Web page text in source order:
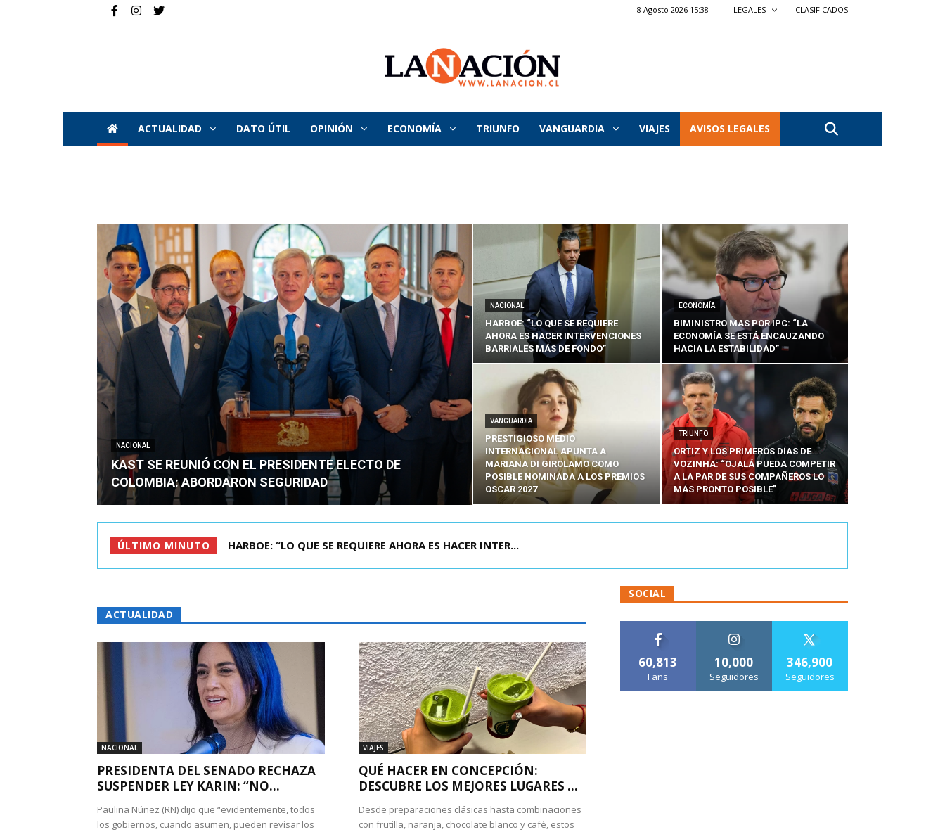
8 Agosto 2026 15:38 LEGALES CLASIFICADOS
La
Nación
ACTUALIDAD DATO ÚTIL OPINIÓN ECONOMÍA TRIUNFO VANGUARDIA VIAJES AVISOS LEGALES
NACIONAL
KAST SE REUNIÓ CON EL PRESIDENTE ELECTO DE
COLOMBIA: ABORDARON SEGURIDAD
NACIONAL
HARBOE: “LO QUE SE REQUIERE
AHORA ES HACER INTERVENCIONES
BARRIALES MÁS DE FONDO”
ECONOMÍA
BIMINISTRO MAS POR IPC: “LA
ECONOMÍA SE ESTÁ ENCAUZANDO
HACIA LA ESTABILIDAD”
VANGUARDIA
PRESTIGIOSO MEDIO
INTERNACIONAL APUNTA A
MARIANA DI GIROLAMO COMO
POSIBLE NOMINADA A LOS PREMIOS
OSCAR 2027
TRIUNFO
ORTIZ Y LOS PRIMEROS DÍAS DE
VOZINHA: “OJALÁ PUEDA COMPETIR
A LA PAR DE SUS COMPAÑEROS LO
MÁS PRONTO POSIBLE”
ÚLTIMO MINUTO BIMINISTRO MAS POR IPC: “LA ECONOMÍA SE ESTÁ ENC...
ACTUALIDAD
NACIONAL
PRESIDENTA DEL SENADO RECHAZA
SUSPENDER LEY KARIN: “NO...
Paulina Núñez (RN) dijo que “evidentemente, todos
los gobiernos, cuando asumen, pueden revisar los
VIAJES
QUÉ HACER EN CONCEPCIÓN:
DESCUBRE LOS MEJORES LUGARES ...
Desde preparaciones clásicas hasta combinaciones
con frutilla, naranja, chocolate blanco y café, estos
SOCIAL
60,813
Fans
10,000
Seguidores
346,900
Seguidores